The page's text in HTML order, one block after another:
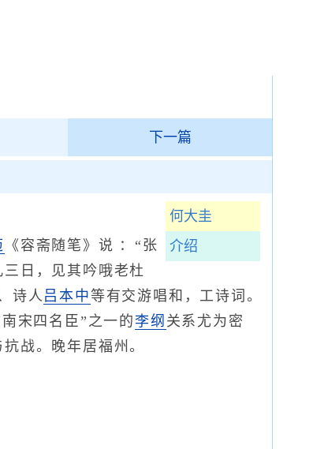
下一篇
何大圭
介绍
《容斋随笔》说 ：“张
日，见其吟哦老杜
诗人 吕本中等有交游唱和，工诗词。
宋四名臣”之一的李纲 关系尤为密
战。晚年居福州。